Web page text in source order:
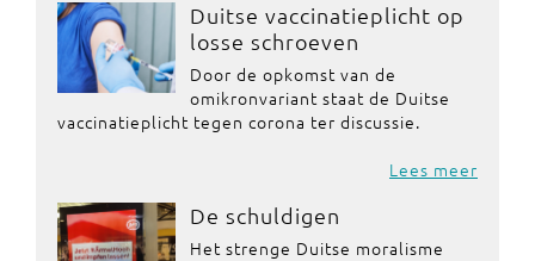
Duitse vaccinatieplicht op
losse schroeven
Door de opkomst van de
omikronvariant staat de Duitse
vaccinatieplicht tegen corona ter discussie.
Lees meer
De schuldigen
Het strenge Duitse moralisme